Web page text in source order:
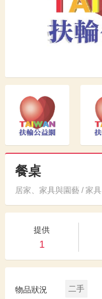
餐桌
居家、家具與園藝 / 家具
提供
1
物品狀況 二手